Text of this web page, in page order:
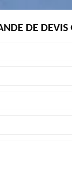
DE DEVIS